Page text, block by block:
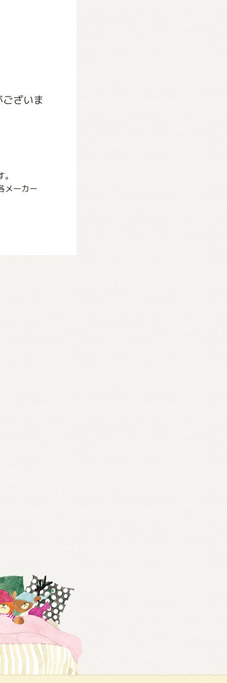
ざいま
メーカー